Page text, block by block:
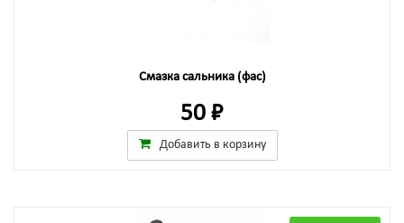
Смазка сальника (фас)
50 ₽
Добавить в корзину